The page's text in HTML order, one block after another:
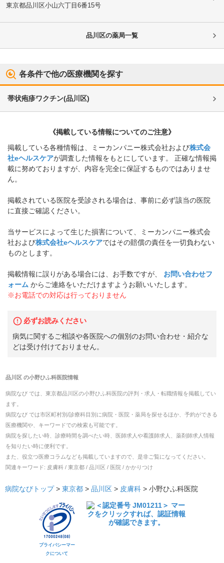
東京都品川区小山六丁目6番15号
品川区の薬局一覧
各条件で他の医療機関を探す
帯状疱疹ワクチン(品川区)
《掲載している情報についてのご注意》
掲載している各種情報は、ミーカンパニー株式会社および株式会
社eヘルスケアが調査した情報をもとにしています。 正確な情報掲
載に努めておりますが、内容を完全に保証するものではありませ
ん。
掲載されている医院を受診される場合は、事前に必ず該当の医院
に直接ご確認ください。
当サービスによって生じた損害について、ミーカンパニー株式会
社および株式会社eヘルスケアではその賠償の責任を一切負わない
ものとします。
掲載情報に誤りがある場合には、お手数ですが、
お問い合わせフ
ォーム からご連絡をいただけますようお願いいたします。
※お電話での対応は行っておりません
必ずお読みください
病気に関するご相談や各医院への個別のお問い合わせ・紹介な
どは受け付けておりません。
品川区の小野ひふ科医院情報
病院なび では、 東京都品川区の小野ひふ科医院の評判・求人・転職情報を掲載してい
ます。
病院なび では市区町村別/診療科目別に病院・医院・薬局を探せるほか、予約ができる
医療機関や、キーワードでの検索も可能です。
病院を探したい時、診療時間を調べたい時、医師求人や看護師求人、薬剤師求人情報
を知りたい時に便利です。
また、役立つ医療コラムなども掲載していますので、是非ご覧になってください。
関連キーワード: 皮膚科 / 東京都 / 品川区 / 医院 / かかりつけ
病院なびトップ> 東京都 > 品川区 > 皮膚科 > 小野ひふ科医院
プライバシーマー
クについて